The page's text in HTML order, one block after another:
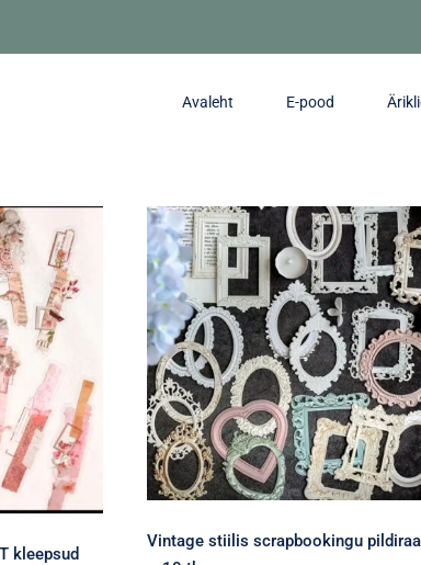
Avaleht E-pood
kleepsud
Vintage stiilis scrapbookingu